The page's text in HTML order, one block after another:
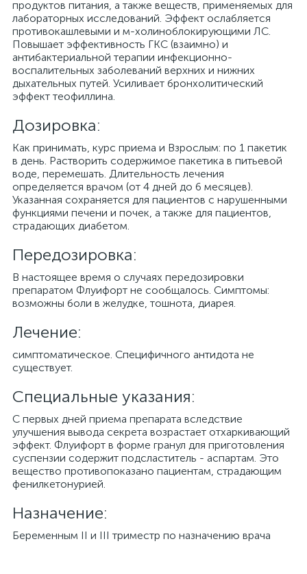
продуктов питания, а также веществ, применяемых для
лабораторных исследований. Эффект ослабляется
противокашлевыми и м-холиноблокирующими ЛС.
Повышает эффективность ГКС (взаимно) и
антибактериальной терапии инфекционно-
воспалительных заболеваний верхних и нижних
дыхательных путей. Усиливает бронхолитический
эффект теофиллина.
Дозировка:
Как принимать, курс приема и Взрослым: по 1 пакетик
в день. Растворить содержимое пакетика в питьевой
воде, перемешать. Длительность лечения
определяется врачом (от 4 дней до 6 месяцев).
Указанная сохраняется для пациентов с нарушенными
функциями печени и почек, а также для пациентов,
страдающих диабетом.
Передозировка:
В настоящее время о случаях передозировки
препаратом Флуифорт не сообщалось. Симптомы:
возможны боли в желудке, тошнота, диарея.
Лечение:
cимптоматическое. Специфичного антидота не
существует.
Специальные указания:
С первых дней приема препарата вследствие
улучшения вывода секрета возрастает отхаркивающий
эффект. Флуифорт в форме гранул для приготовления
суспензии содержит подсластитель - аспартам. Это
вещество противопоказано пациентам, страдающим
фенилкетонурией.
Назначение:
Беременным II и III триместр по назначению врача